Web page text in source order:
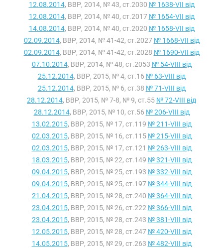
12.08.2014, ВВР, 2014, № 43, ст.2030 № 1638-VII від
12.08.2014, ВВР, 2014, № 40, ст.2017 № 1654-VII від
14.08.2014, ВВР, 2014, № 40, ст.2020 № 1658-VII від
02.09.2014, ВВР, 2014, № 41-42, ст.2027 № 1668-VII від
02.09.2014, ВВР, 2014, № 41-42, ст.2028 № 1690-VII від
07.10.2014, ВВР, 2014, № 48, ст.2053 № 54-VIII від
25.12.2014, ВВР, 2015, № 4, ст.16 № 63-VIII від
25.12.2014, ВВР, 2015, № 6, ст.38 № 71-VIII від
28.12.2014, ВВР, 2015, № 7-8, № 9, ст.55 № 72-VIII від
28.12.2014, ВВР, 2015, № 10, ст.56 № 206-VIII від
13.02.2015, ВВР, 2015, № 17, ст.119 № 211-VIII від
02.03.2015, ВВР, 2015, № 16, ст.115 № 215-VIII від
02.03.2015, ВВР, 2015, № 17, ст.121 № 263-VIII від
18.03.2015, ВВР, 2015, № 22, ст.149 № 321-VIII від
09.04.2015, ВВР, 2015, № 25, ст.193 № 332-VIII від
09.04.2015, ВВР, 2015, № 25, ст.197 № 344-VIII від
21.04.2015, ВВР, 2015, № 28, ст.240 № 364-VIII від
23.04.2015, ВВР, 2015, № 26, ст.222 № 366-VIII від
23.04.2015, ВВР, 2015, № 28, ст.243 № 381-VIII від
12.05.2015, ВВР, 2015, № 28, ст.247 № 420-VIII від
14.05.2015, ВВР, 2015, № 29, ст.263 № 482-VIII від